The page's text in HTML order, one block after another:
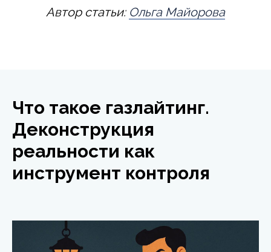
Автор статьи: Ольга Майорова
Что такое газлайтинг.
Деконструкция
реальности как
инструмент контроля